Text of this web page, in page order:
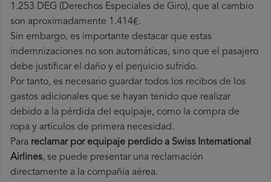
1.253 DEG (Derechos Especiales de Giro), que al cambio
son aproximadamente 1.414€.
Sin embargo, es importante destacar que estas
indemnizaciones no son automáticas, sino que el pasajero
debe justificar el daño y el perjuicio sufrido.
Por tanto, es necesario guardar todos los recibos de los
gastos adicionales que se hayan tenido que realizar
debido a la pérdida del equipaje, como la compra de
ropa y artículos de primera necesidad.
Para reclamar por equipaje perdido a Swiss International
Airlines, se puede presentar una reclamación
directamente a la compañía aérea.